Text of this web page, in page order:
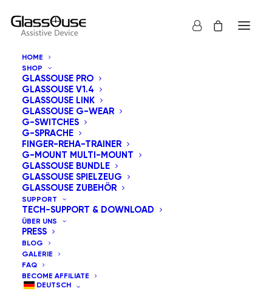
HOME
SHOP
GLASSOUSE PRO
GLASSOUSE V1.4
GLASSOUSE LINK
GLASSOUSE G-WEAR
G-SWITCHES
G-SPRACHE
FINGER-REHA-TRAINER
G-MOUNT MULTI-MOUNT
GLASSOUSE BUNDLE
GLASSOUSE SPIELZEUG
GLASSOUSE ZUBEHÖR
SUPPORT
TECH-SUPPORT & DOWNLOAD
ÜBER UNS
PRESS
BLOG
GALERIE
FAQ
BECOME AFFILIATE
DEUTSCH
Alle anzeigen
Nach Beliebtheit sortiert
Standardsortierung
Nach Aktualität sortieren
Nach Preis sortieren: absteigend